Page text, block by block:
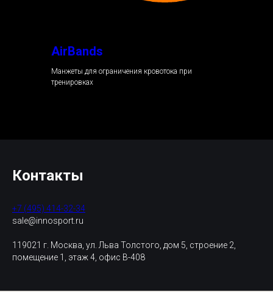
AirBands
Манжеты для ограничения кровотока при
тренировках
Контакты
+7 (495) 414-32-34
sale@innosport.ru
119021 г. Москва, ул. Льва Толстого, дом 5, строение 2,
помещение 1, этаж 4, офис В-408